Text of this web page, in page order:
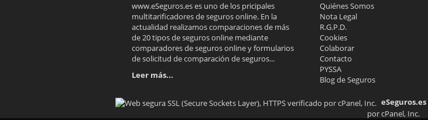
www.eSeguros.es es uno de los pricipales
multitarificadores de seguros online. En la
actualidad realizamos comparaciones de más
de 20 tipos de seguros online mediante
comparadores de seguros online y formularios
de solicitud de comparación de seguros...
Leer más...
Quiénes Somos
Nota Legal
R.G.P.D.
Cookies
Colaborar
Contacto
PYSSA
Blog de Seguros
eSeguros.es
por cPanel, Inc.